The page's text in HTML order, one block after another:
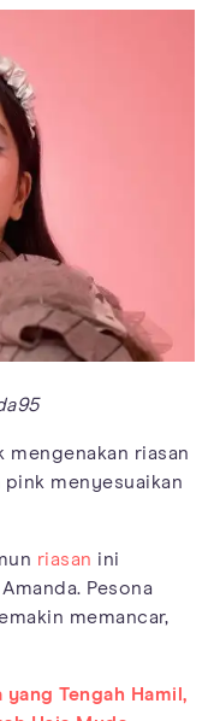
mengenakan riasan
menyesuaikan
riasan ini
Pesona
memancar,
Tengah Hamil,